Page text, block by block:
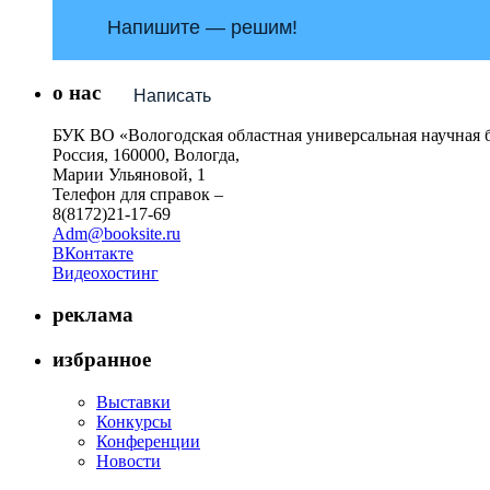
Напишите — решим!
Написать
о нас
БУК ВО «Вологодская областная универсальная научная
Россия, 160000, Вологда,
Марии Ульяновой, 1
Телефон для справок –
8(8172)21-17-69
Adm@booksite.ru
ВКонтакте
Видеохостинг
реклама
избранное
Выставки
Конкурсы
Конференции
Новости